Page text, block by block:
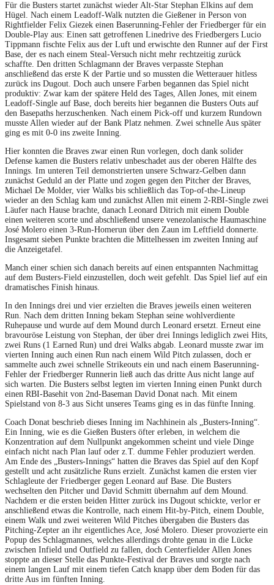
Für die Busters startet zunächst wieder Alt-Star Stephan Elkins auf dem
Hügel. Nach einem Leadoff-Walk nutzten die Gießener in Person von
Rightfielder Felix Giezek einen Baserunning-Fehler der Friedberger für ein
Double-Play aus: Einen satt getroffenen Linedrive des Friedbergers Lucio
Tippmann fischte Felix aus der Luft und erwischte den Runner auf der First
Base, der es nach einem Steal-Versuch nicht mehr rechtzeitig zurück
schaffte. Den dritten Schlagmann der Braves verpasste Stephan
anschließend das erste K der Partie und so mussten die Wetterauer hitless
zurück ins Dugout. Doch auch unsere Farben begannen das Spiel nicht
produktiv: Zwar kam der spätere Held des Tages, Allen Jones, mit einem
Leadoff-Single auf Base, doch bereits hier begannen die Busters Outs auf
den Basepaths herzuschenken. Nach einem Pick-off und kurzem Rundown
musste Allen wieder auf der Bank Platz nehmen. Zwei schnelle Aus später
ging es mit 0-0 ins zweite Inning.
Hier konnten die Braves zwar einen Run vorlegen, doch dank solider
Defense kamen die Busters relativ unbeschadet aus der oberen Hälfte des
Innings. Im unteren Teil demonstrierten unsere Schwarz-Gelben dann
zunächst Geduld an der Platte und zogen gegen den Pitcher der Braves,
Michael De Molder, vier Walks bis schließlich das Top-of-the-Lineup
wieder an den Schlag kam und zunächst Allen mit einem 2-RBI-Single zwei
Läufer nach Hause brachte, danach Leonard Ditrich mit einem Double
einen weiteren scorte und abschließend unsere venezolanische Haumaschine
José Molero einen 3-Run-Homerun über den Zaun im Leftfield donnerte.
Insgesamt sieben Punkte brachten die Mittelhessen im zweiten Inning auf
die Anzeigetafel.
Manch einer schien sich danach bereits auf einen entspannten Nachmittag
auf dem Busters-Field einzustellen, doch weit gefehlt. Das Spiel lief auf ein
dramatisches Finish hinaus.
In den Innings drei und vier erzielten die Braves jeweils einen weiteren
Run. Nach dem dritten Inning bekam Stephan seine wohlverdiente
Ruhepause und wurde auf dem Mound durch Leonard ersetzt. Erneut eine
bravouröse Leistung von Stephan, der über drei Innings lediglich zwei Hits,
zwei Runs (1 Earned Run) und drei Walks abgab. Leonard musste zwar im
vierten Inning auch einen Run nach einem Wild Pitch zulassen, doch er
sammelte auch zwei schnelle Strikeouts ein und nach einem Baserunning-
Fehler der Friedberger Runnerin ließ auch das dritte Aus nicht lange auf
sich warten. Die Busters selbst legten im vierten Inning einen Punkt durch
einen RBI-Basehit von 2nd-Baseman David Donat nach. Mit einem
Spielstand von 8-3 aus Sicht unseres Teams ging es in das fünfte Inning.
Coach Donat beschrieb dieses Inning im Nachhinein als „Busters-Inning“.
Ein Inning, wie es die Gießen Busters öfter erleben, in welchem die
Konzentration auf dem Nullpunkt angekommen scheint und viele Dinge
einfach nicht nach Plan lauf oder z.T. dumme Fehler produziert werden.
Am Ende des „Busters-Innings“ hatten die Braves das Spiel auf den Kopf
gestellt und acht zusätzliche Runs erzielt. Zunächst kamen die ersten vier
Schlagleute der Friedberger gegen Leonard auf Base. Die Busters
wechselten den Pitcher und David Schmitt übernahm auf dem Mound.
Nachdem er die ersten beiden Hitter zurück ins Dugout schickte, verlor er
anschließend etwas die Kontrolle, nach einem Hit-by-Pitch, einem Double,
einem Walk und zwei weiteren Wild Pitches übergaben die Busters das
Pitching-Zepter an ihr eigentliches Ace, José Molero. Dieser provozierte ein
Popup des Schlagmannes, welches allerdings drohte genau in die Lücke
zwischen Infield und Outfield zu fallen, doch Centerfielder Allen Jones
stoppte an dieser Stelle das Punkte-Festival der Braves und sorgte nach
einem langen Lauf mit einem tiefen Catch knapp über dem Boden für das
dritte Aus im fünften Inning.